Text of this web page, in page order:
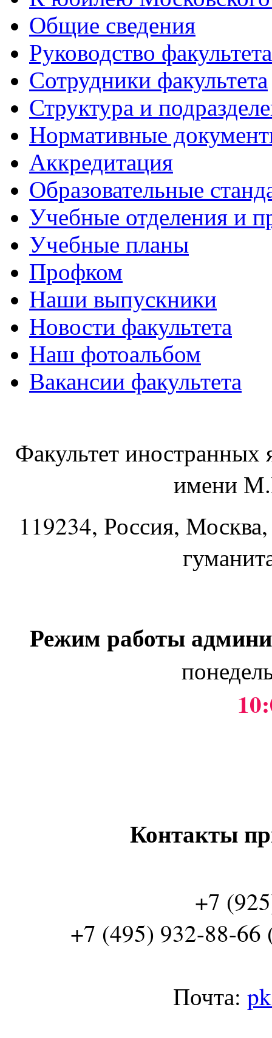
Общие сведения
Руководство факультета
Сотрудники факультета
Структура и
Нормативные
Аккредитация
Образовательные
Учебные отделения и
Учебные планы
Профком
Наши выпускники
Новости факультета
Наш фотоальбом
Вакансии факультета
Факультет
имени
119234, Россия,
Режим работы
Контакты
+7
+7 (495) 932-88-66
Почта: